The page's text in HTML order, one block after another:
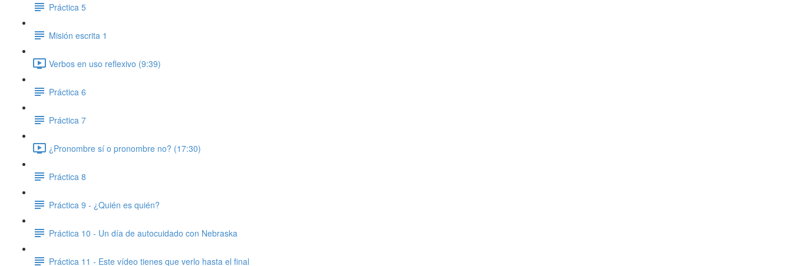
Práctica 5
Misión escrita 1
Verbos en uso reflexivo (9:39)
Práctica 6
Práctica 7
¿Pronombre sí o pronombre no? (17:30)
Práctica 8
Práctica 9 - ¿Quién es quién?
Práctica 10 - Un día de autocuidado con Nebraska
Práctica 11 - Este vídeo tienes que verlo hasta el final